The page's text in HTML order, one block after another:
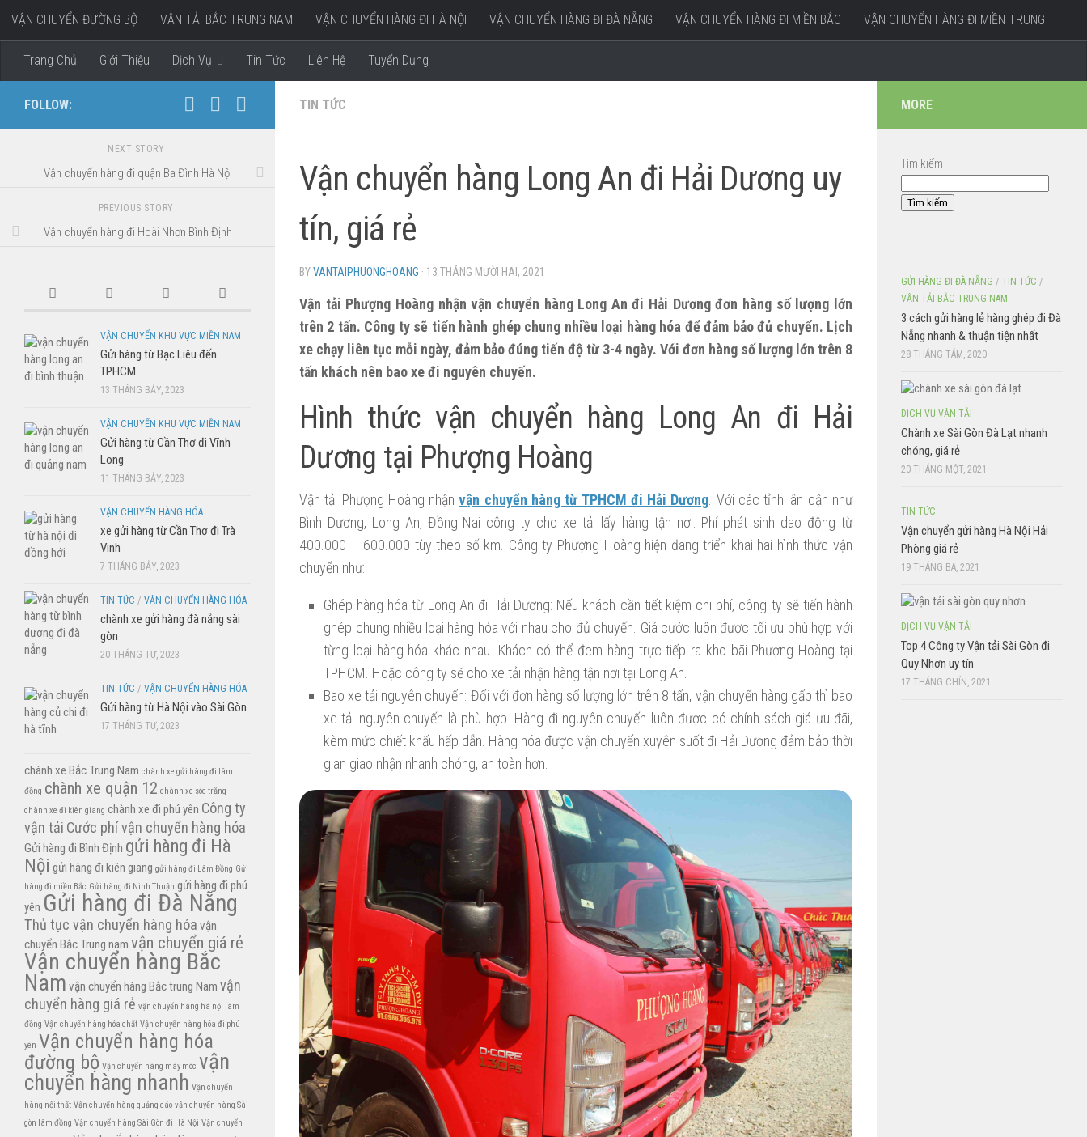
Skip to content
VẬN CHUYỂN ĐƯỜNG BỘ VẬN TẢI BẮC TRUNG NAM VẬN CHUYỂN HÀNG ĐI HÀ NỘI VẬN CHUYỂN HÀNG ĐI ĐÀ NẴNG VẬN CHUYỂN HÀNG ĐI MIỀN BẮC VẬN CHUYỂN HÀNG ĐI MIỀN TRUNG
VẬN CHUYỂN HÀNG ĐI MIỀN TÂY
Trang Chủ Giới Thiệu Dịch Vụ Tin Tức Liên Hệ Tuyển Dụng
TIN TỨC
Vận chuyển hàng Long An đi Hải Dương uy
tín, giá rẻ
BYVANTAIPHUONGHOANG · 13 THÁNG MƯỜI HAI, 2021
Vận tải Phượng Hoàng nhận vận chuyển hàng Long An đi Hải Dương đơn hàng số lượng lớn
trên 2 tấn. Công ty sẽ tiến hành ghép chung nhiều loại hàng hóa để đảm bảo đủ chuyến. Lịch
xe chạy liên tục mỗi ngày, đảm bảo đúng tiến độ từ 3-4 ngày. Với đơn hàng số lượng lớn trên 8
tấn khách nên bao xe đi nguyên chuyến.
Hình thức vận chuyển hàng Long An đi Hải
Dương tại Phượng Hoàng
Vận tải Phượng Hoàng nhậnvận chuyển hàng từ TPHCM đi Hải Dương . Với các tỉnh lân cận như
Bình Dương, Long An, Đồng Nai công ty cho xe tải lấy hàng tận nơi. Phí phát sinh dao động từ
400.000 – 600.000 tùy theo số km. Công ty Phượng Hoàng hiện đang triển khai hai hình thức vận
chuyển như:
Ghép hàng hóa từ Long An đi Hải Dương: Nếu khách cần tiết kiệm chi phí, công ty sẽ tiến hành
ghép chung nhiều loại hàng hóa với nhau cho đủ chuyến. Giá cước luôn được tối ưu phù hợp với
từng loại hàng hóa khác nhau. Khách có thể đem hàng trực tiếp ra kho bãi Phượng Hoàng tại
TPHCM. Hoặc công ty sẽ cho xe tải nhận hàng tận nơi tại Long An.
Bao xe tải nguyên chuyến: Đối với đơn hàng số lượng lớn trên 8 tấn, vận chuyển hàng gấp thì bao
xe tải nguyên chuyến là phù hợp. Hàng đi nguyên chuyến luôn được có chính sách giá ưu đãi,
kèm mức chiết khấu hấp dẫn. Hàng hóa được vận chuyển xuyên suốt đi Hải Dương đảm bảo thời
gian giao nhận nhanh chóng, an toàn hơn.
FOLLOW:
NEXT STORY
Vận chuyển hàng đi quận Ba Đình Hà Nội
PREVIOUS STORY
Vận chuyển hàng đi Hoài Nhơn Bình Định
VẬN CHUYỂN KHU VỰC MIỀN NAM
Gửi hàng từ Bạc Liêu đến
TPHCM
13 THÁNG BẢY, 2023
VẬN CHUYỂN KHU VỰC MIỀN NAM
Gửi hàng từ Cần Thơ đi Vĩnh
Long
11 THÁNG BẢY, 2023
VẬN CHUYỂN HÀNG HÓA
xe gửi hàng từ Cần Thơ đi Trà
Vinh
7 THÁNG BẢY, 2023
TIN TỨC / VẬN CHUYỂN HÀNG HÓA
chành xe gửi hàng đà nẵng sài
gòn
20 THÁNG TƯ, 2023
TIN TỨC / VẬN CHUYỂN HÀNG HÓA
Gửi hàng từ Hà Nội vào Sài Gòn
17 THÁNG TƯ, 2023
chành xe Bắc Trung Nam chành xe gửi hàng đi lâm
đồng chành xe quận 12 chành xe sóc trăng
chành xe đi kiên giang chành xe đi phú yên Công ty
vận tải Cước phí vận chuyển hàng hóa
Gửi hàng đi Bình Định gửi hàng đi Hà
Nội gửi hàng đi kiên giang gửi hàng đi Lâm Đồng Gửi
hàng đi miền Bắc Gửi hàng đi Ninh Thuận gửi hàng đi phú
yên Gửi hàng đi Đà Nẵng
Thủ tục vận chuyển hàng hóa vận
chuyển Bắc Trung nam vận chuyển giá rẻ
Vận chuyển hàng Bắc
Nam vận chuyển hàng Bắc trung Nam vận
chuyển hàng giá rẻ vận chuyển hàng hà nội lâm
đồng Vận chuyển hàng hóa chất Vận chuyển hàng hóa đi phú
yên Vận chuyển hàng hóa
đường bộ Vận chuyển hàng máy móc vận
chuyển hàng nhanh Vận chuyển
hàng nội thất Vận chuyển hàng quảng cáo vận chuyển hàng Sài
gòn lâm đồng Vận chuyển hàng Sài Gòn đi Hà Nội Vận chuyển
MORE
Tìm kiếm
Tìm kiếm
GỬI HÀNG ĐI ĐÀ NẴNG / TIN TỨC /
VẬN TẢI BẮC TRUNG NAM
3 cách gửi hàng lẻ hàng ghép đi Đà
Nẵng nhanh & thuận tiện nhất
28 THÁNG TÁM, 2020
DỊCH VỤ VẬN TẢI
Chành xe Sài Gòn Đà Lạt nhanh
chóng, giá rẻ
20 THÁNG MỘT, 2021
TIN TỨC
Vận chuyển gửi hàng Hà Nội Hải
Phòng giá rẻ
19 THÁNG BA, 2021
DỊCH VỤ VẬN TẢI
Top 4 Công ty Vận tải Sài Gòn đi
Quy Nhơn uy tín
17 THÁNG CHÍN, 2021